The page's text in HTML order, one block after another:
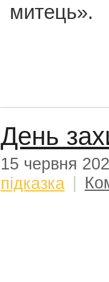
митець».
День
15 червня
підказка